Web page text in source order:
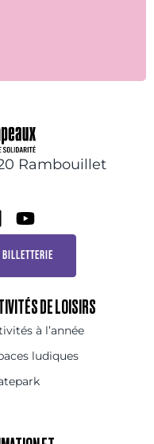
Rambouillet
BILLETTERIE
DE LOISIRS
à l’année
ludiques